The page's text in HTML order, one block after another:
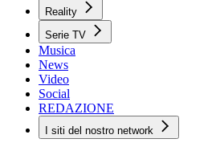
Reality
Serie TV
Musica
News
Video
Social
REDAZIONE
I siti del nostro network